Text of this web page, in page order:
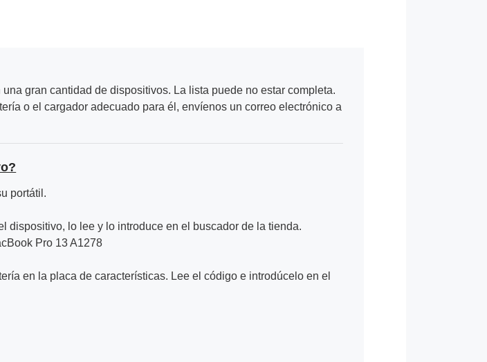
gran cantidad de dispositivos. La lista puede no estar completa.
o el cargador adecuado para él, envíenos un correo electrónico a
portátil.
dispositivo, lo lee y lo introduce en el buscador de la tienda.
Pro 13 A1278
en la placa de características. Lee el código e introdúcelo en el